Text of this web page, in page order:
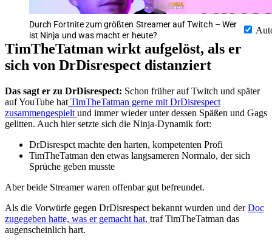
Durch Fortnite zum größten Streamer auf Twitch – Wer
ist Ninja und was macht er heute?
TimTheTatman wirkt aufgelöst, als er
sich von DrDisrespect distanziert
Das sagt er zu DrDisrespect: Schon früher auf Twitch und später
auf YouTube hat TimTheTatman gerne mit DrDisrespect
zusammengespielt und immer wieder unter dessen Späßen und Gags
gelitten. Auch hier setzte sich die Ninja-Dynamik fort:
DrDisrespct machte den harten, kompetenten Profi
TimTheTatman den etwas langsameren Normalo, der sich
Sprüche geben musste
Aber beide Streamer waren offenbar gut befreundet.
Als die Vorwürfe gegen DrDisrespect bekannt wurden und derDoc
zugegeben hatte, was er gemacht hat, traf TimTheTatman das
augenscheinlich hart.